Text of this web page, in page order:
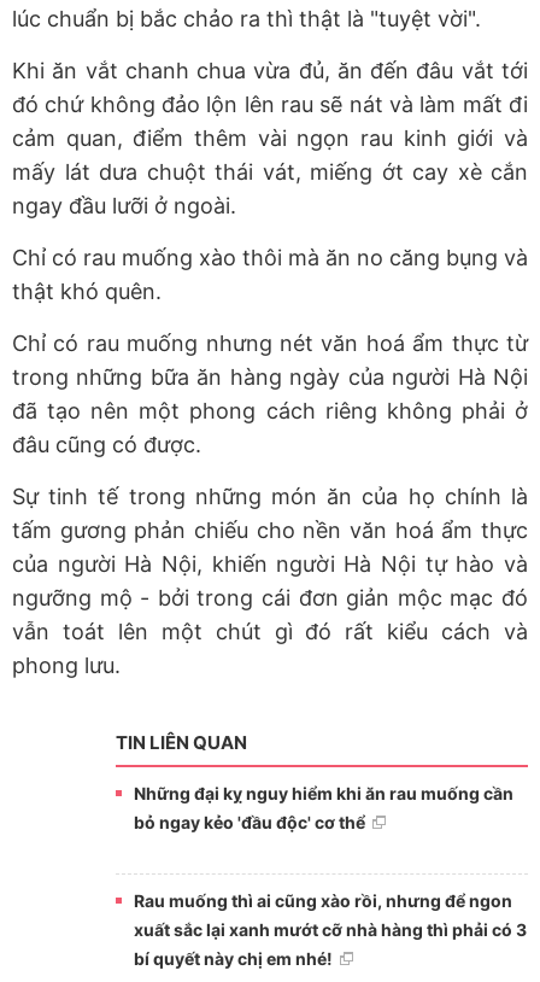
lúc chuẩn bị bắc chảo ra thì thật là "tuyệt vời".
Khi ăn vắt chanh chua vừa đủ, ăn đến đâu vắt tới
đó chứ không đảo lộn lên rau sẽ nát và làm mất đi
cảm quan, điểm thêm vài ngọn rau kinh giới và
mấy lát dưa chuột thái vát, miếng ớt cay xè cắn
ngay đầu lưỡi ở ngoài.
Chỉ có rau muống xào thôi mà ăn no căng bụng và
thật khó quên.
Chỉ có rau muống nhưng nét văn hoá ẩm thực từ
trong những bữa ăn hàng ngày của người Hà Nội
đã tạo nên một phong cách riêng không phải ở
đâu cũng có được.
Sự tinh tế trong những món ăn của họ chính là
tấm gương phản chiếu cho nền văn hoá ẩm thực
của người Hà Nội, khiến người Hà Nội tự hào và
ngưỡng mộ - bởi trong cái đơn giản mộc mạc đó
vẫn toát lên một chút gì đó rất kiểu cách và
phong lưu.
TIN LIÊN QUAN
Những đại kỵ nguy hiểm khi ăn rau muống cần
bỏ ngay kẻo 'đầu độc' cơ thể
Rau muống thì ai cũng xào rồi, nhưng để ngon
xuất sắc lại xanh mướt cỡ nhà hàng thì phải có 3
bí quyết này chị em nhé!